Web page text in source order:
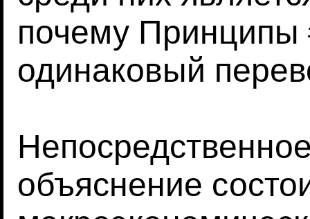
почему Принципы
одинаковый
объяснение